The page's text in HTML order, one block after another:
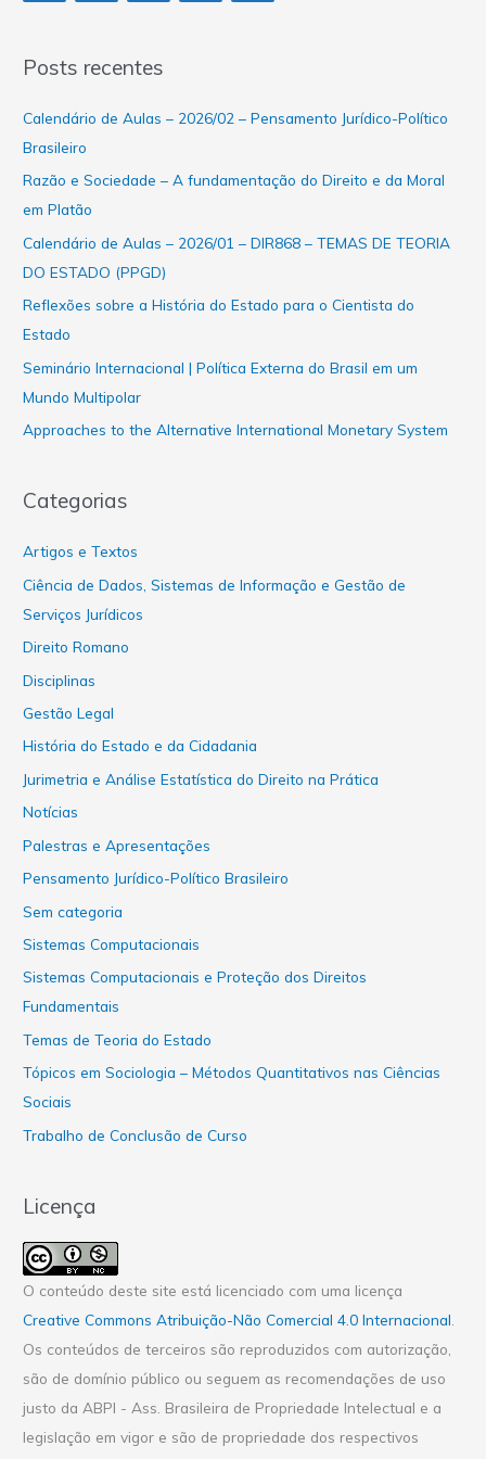
Posts recentes
Calendário de Aulas – 2026/02 – Pensamento Jurídico-Político
Brasileiro
Razão e Sociedade – A fundamentação do Direito e da Moral
em Platão
Calendário de Aulas – 2026/01 – DIR868 – TEMAS DE TEORIA
DO ESTADO (PPGD)
Reflexões sobre a História do Estado para o Cientista do
Estado
Seminário Internacional | Política Externa do Brasil em um
Mundo Multipolar
Approaches to the Alternative International Monetary System
Categorias
Artigos e Textos
Ciência de Dados, Sistemas de Informação e Gestão de
Serviços Jurídicos
Direito Romano
Disciplinas
Gestão Legal
História do Estado e da Cidadania
Jurimetria e Análise Estatística do Direito na Prática
Notícias
Palestras e Apresentações
Pensamento Jurídico-Político Brasileiro
Sem categoria
Sistemas Computacionais
Sistemas Computacionais e Proteção dos Direitos
Fundamentais
Temas de Teoria do Estado
Tópicos em Sociologia – Métodos Quantitativos nas Ciências
Sociais
Trabalho de Conclusão de Curso
Licença
O conteúdo deste site está licenciado com uma licença
Creative Commons Atribuição-Não Comercial 4.0 Internacional
Os conteúdos de terceiros são reproduzidos com autorização,
são de domínio público ou seguem as recomendações de uso
justo da ABPI - Ass. Brasileira de Propriedade Intelectual e a
legislação em vigor e são de propriedade dos respectivos